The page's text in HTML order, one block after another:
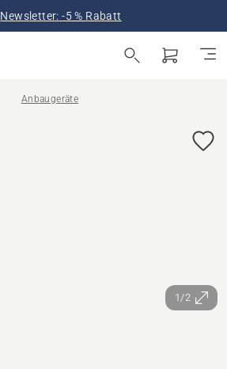
Newsletter: -5 % Rabatt
Anbaugeräte
1/2